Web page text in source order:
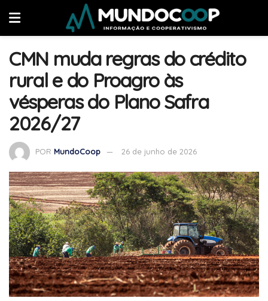
CMN muda regras do crédito
rural e do Proagro às
vésperas do Plano Safra
2026/27
POR MundoCoop 26 de junho de 2026